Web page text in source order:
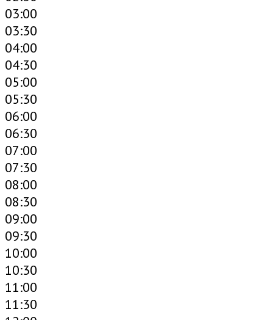
03:00
03:30
04:00
04:30
05:00
05:30
06:00
06:30
07:00
07:30
08:00
08:30
09:00
09:30
10:00
10:30
11:00
11:30